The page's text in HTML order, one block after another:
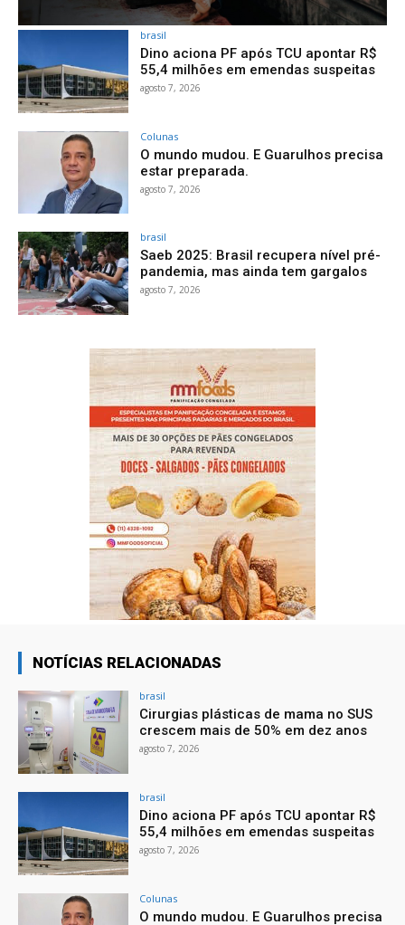
brasil
Dino aciona PF após TCU apontar R$
55,4 milhões em emendas suspeitas
agosto 7, 2026
Colunas
O mundo mudou. E Guarulhos precisa
estar preparada.
agosto 7, 2026
brasil
Saeb 2025: Brasil recupera nível pré-
pandemia, mas ainda tem gargalos
agosto 7, 2026
NOTÍCIAS RELACIONADAS
brasil
Cirurgias plásticas de mama no SUS
crescem mais de 50% em dez anos
agosto 7, 2026
brasil
Dino aciona PF após TCU apontar R$
55,4 milhões em emendas suspeitas
agosto 7, 2026
Colunas
O mundo mudou. E Guarulhos precisa